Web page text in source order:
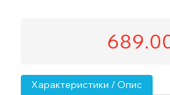
Характеристики / Опис